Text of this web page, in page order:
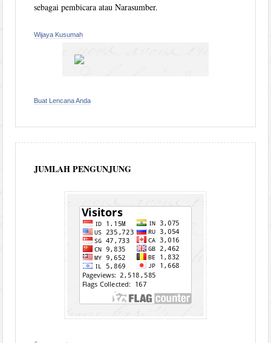
sebagai pembicara atau Narasumber.
Wijaya Kusumah
Buat Lencana Anda
JUMLAH PENGUNJUNG